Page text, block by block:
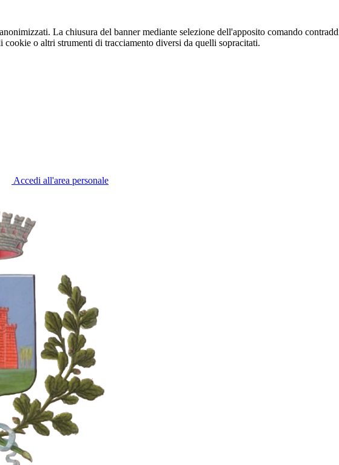
La chiusura del banner mediante selezione dell'apposito comando
cookie o altri strumenti di tracciamento diversi da quelli sopracitati.
Accedi all'area personale